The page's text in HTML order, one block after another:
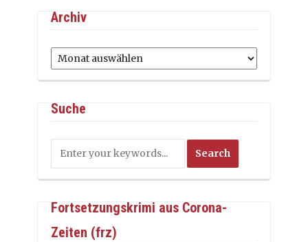
Archiv
Archiv
Suche
Fortsetzungskrimi aus Corona-
Zeiten (frz)